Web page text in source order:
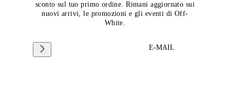
sconto sul tuo primo ordine. Rimani aggiornato sui
nuovi arrivi, le promozioni e gli eventi di Off-
White.
E-MAIL